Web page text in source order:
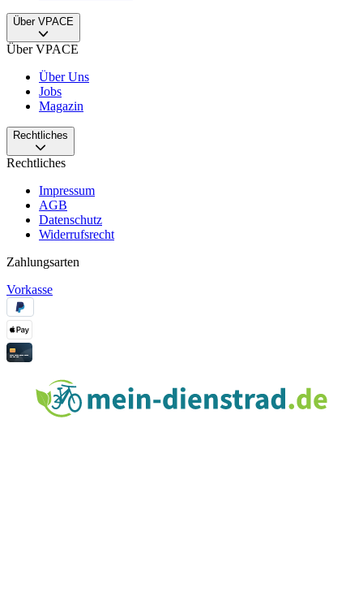
Über VPACE
Über VPACE
Über Uns
Jobs
Magazin
Rechtliches
Rechtliches
Impressum
AGB
Datenschutz
Widerrufsrecht
Zahlungsarten
Vorkasse